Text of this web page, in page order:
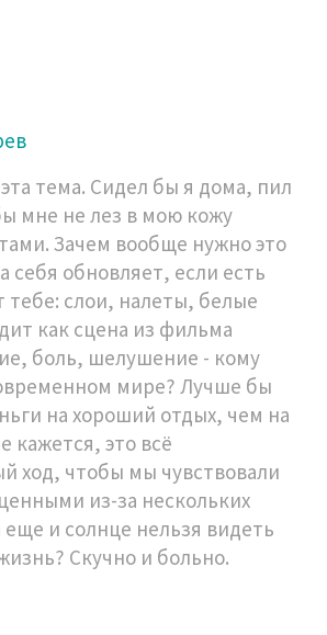
тема. Сидел бы я дома, пил
мне не лез в мою кожу
Зачем вообще нужно это
себя обновляет, если есть
тебе: слои, налеты, белые
как сцена из фильма
боль, шелушение - кому
мире? Лучше бы
на хороший отдых, чем на
кажется, это всё
ход, чтобы мы чувствовали
из-за нескольких
и солнце нельзя видеть
Скучно и больно.